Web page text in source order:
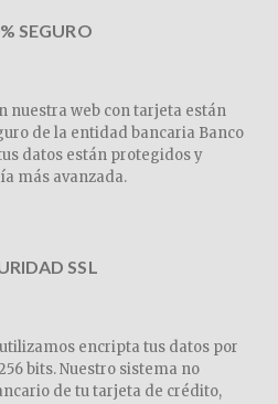
SEGURO
nuestra web con tarjeta están
de la entidad bancaria Banco
datos están protegidos y
más avanzada.
SSL
encripta tus datos por
bits. Nuestro sistema no
de tu tarjeta de crédito,